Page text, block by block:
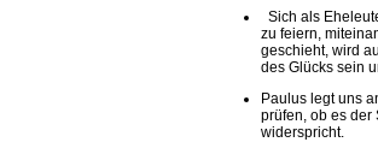
Sich als
zu feiern,
geschieht, wird
des Glücks sein
Paulus legt uns
prüfen, ob es der
widerspricht.